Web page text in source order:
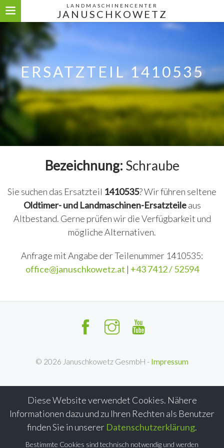
LANDMASCHINENCENTER
JANUSCHKOWETZ
Diese Website verwendet Cookies. Nähere
Informationen dazu und zu Ihren Rechten als Benutzer
finden Sie in unserer Datenschutzerklärung.
Bestimmte Cookies sind technisch notwendig und werden
ERSATZTEIL 1410535
Bezeichnung: Schraube
Sie suchen das Ersatzteil 1410535? Wir führen seltene
Oldtimer- und Landmaschinen-Ersatzteileaus
Altbestand. Gerne prüfen wir die Verfügbarkeit und
mögliche Alternativen.
Anfrage mit Angabe der Teilenummer 1410535:
office@januschkowetz.at | +43 7412 / 52594
© 2026 Januschkowetz GesmbH - Impressum